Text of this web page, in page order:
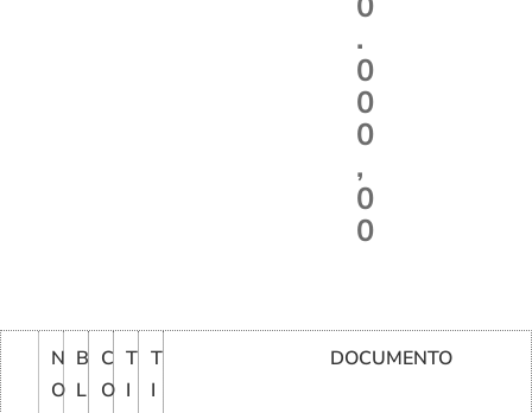
.
0
0
0
,
0
0
N
O
B
L
C
O
T
I
T
I
DOCUMENTO